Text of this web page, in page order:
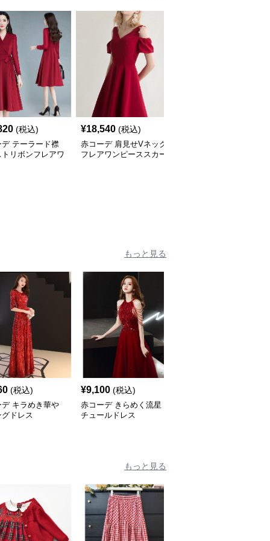
(税込)
デ テーラード襟
トリボンフレアワ
¥18,540 (税込)
赤コーデ 肩見せVネック
フレアワンピーススカー
もっと見る
(税込)
デ キラめき華や
グドレス
¥9,100 (税込)
赤コーデ きらめく流星
チュールドレス
もっと見る